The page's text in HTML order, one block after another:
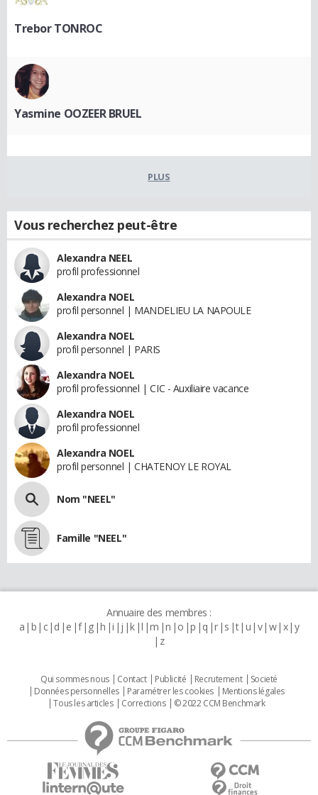
Trebor TONROC
Yasmine OOZEER BRUEL
PLUS
Vous recherchez peut-être
Alexandra NEEL
profil professionnel
Alexandra NOEL
profil personnel | MANDELIEU LA NAPOULE
Alexandra NOEL
profil personnel | PARIS
Alexandra NOEL
profil professionnel | CIC - Auxiliaire vacance
Alexandra NOEL
profil professionnel
Alexandra NOEL
profil personnel | CHATENOY LE ROYAL
Nom "NEEL"
Famille "NEEL"
Annuaire des membres :
a b c d e f g h i j k l m n o p q r s t u v w x y
z
Qui sommes nous Contact Publicité Recrutement
Societé
Données personnelles
Paramétrer les cookies
Mentions légales
Tous les articles
Corrections © 2022 CCM Benchmark